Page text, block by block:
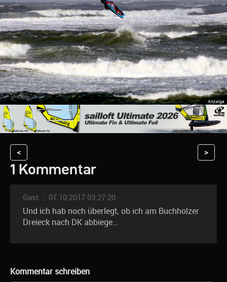
< >
1 Kommentar
Gast 07.10.2017 03:27:20
Und ich hab noch überlegt, ob ich am Buchholzer
Dreieck nach DK abbiege...
Kommentar schreiben